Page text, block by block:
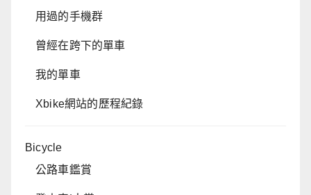
用過的手機群
曾經在跨下的單車
我的單車
Xbike網站的歷程紀錄
Bicycle
公路車鑑賞